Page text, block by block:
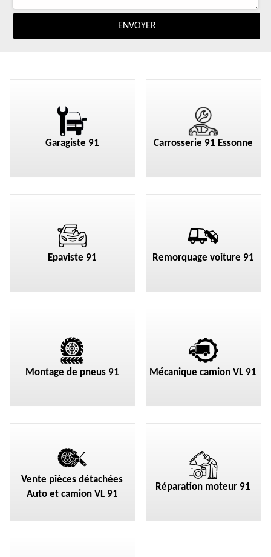
Garagiste 91 Carrosserie 91 Essonne
Epaviste 91 Remorquage voiture 91
Montage de pneus 91 Mécanique camion VL 91
Vente pièces détachées
Auto et camion VL 91
Réparation moteur 91